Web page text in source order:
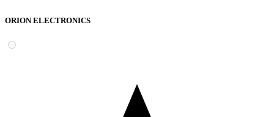
ORION ELECTRONICS